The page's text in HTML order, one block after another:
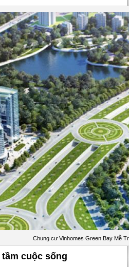
Chung cư Vinhomes Green Bay Mễ
cuộc sống